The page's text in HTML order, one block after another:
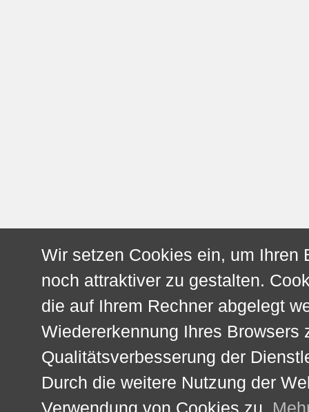
Wir setzen Cookies ein, um Ihren
noch attraktiver zu gestalten.
die auf Ihrem Rechner abgelegt
Wiedererkennung Ihres Browsers
Qualitätsverbesserung der
Durch die weitere Nutzung der
Verwendung von Cookies zu.